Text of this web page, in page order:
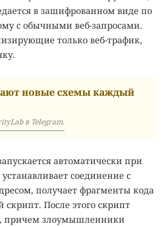
в зашифрованном виде по
с обычными веб-запросами.
только веб-трафик,
новые схемы каждый
в Telegram.
автоматически при
соединение с
получает фрагменты кода
После этого скрипт
причем злоумышленники